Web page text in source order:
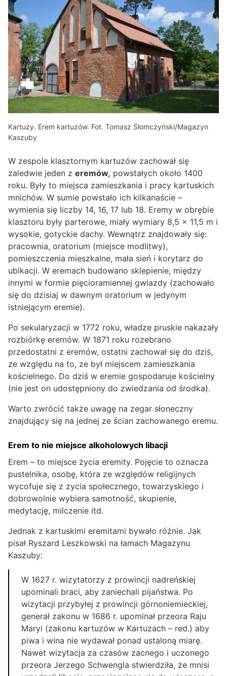
Kartuzy. Erem kartuzów. Fot. Tomasz Słomczyński/Magazyn
Kaszuby
W zespole klasztornym kartuzów zachował się
zaledwie jeden z eremów, powstałych około 1400
roku. Były to miejsca zamieszkania i pracy kartuskich
mnichów. W sumie powstało ich kilkanaście –
wymienia się liczby 14, 16, 17 lub 18. Eremy w obrębie
klasztoru były parterowe, miały wymiary 8,5 x 11,5 m i
wysokie, gotyckie dachy. Wewnątrz znajdowały się:
pracownia, oratorium (miejsce modlitwy),
pomieszczenia mieszkalne, mała sień i korytarz do
ubikacji. W eremach budowano sklepienie, między
innymi w formie pięcioramiennej gwiazdy (zachowało
się do dzisiaj w dawnym oratorium w jedynym
istniejącym eremie).
Po sekularyzacji w 1772 roku, władze pruskie nakazały
rozbiórkę eremów. W 1871 roku rozebrano
przedostatni z eremów, ostatni zachował się do dziś,
ze względu na to, ze był miejscem zamieszkania
kościelnego. Do dziś w eremie gospodaruje kościelny
(nie jest on udostępniony do zwiedzania od środka).
Warto zwrócić także uwagę na zegar słoneczny
znajdujący się na jednej ze ścian zachowanego eremu.
Erem to nie miejsce alkoholowych libacji
Erem – to miejsce życia eremity. Pojęcie to oznacza
pustelnika, osobę, która ze względów religijnych
wycofuje się z zycia społecznego, towarzyskiego i
dobrowolnie wybiera samotność, skupienie,
medytację, milczenie itd.
Jednak z kartuskimi eremitami bywało różnie. Jak
pisał Ryszard Leszkowski na łamach Magazynu
Kaszuby:
W 1627 r. wizytatorzy z prowincji nadreńskiej
upominali braci, aby zaniechali pijaństwa. Po
wizytacji przybyłej z prowincji górnoniemieckiej,
generał zakonu w 1686 r. upominał przeora Raju
Maryi (zakonu kartuzów w Kartuzach – red.) aby
piwa i wina nie wydawał ponad ustaloną miarę.
Nawet wizytacja za czasów zacnego i uczonego
przeora Jerzego Schwengla stwierdziła, że mnisi